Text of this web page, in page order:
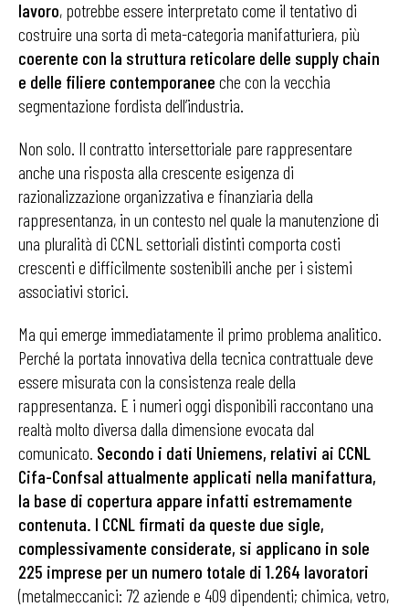
lavoro, potrebbe essere interpretato come il tentativo di
costruire una sorta di meta-categoria manifatturiera, più
coerente con la struttura reticolare delle supply chain
e delle filiere contemporanee che con la vecchia
segmentazione fordista dell’industria.
Non solo. Il contratto intersettoriale pare rappresentare
anche una risposta alla crescente esigenza di
razionalizzazione organizzativa e finanziaria della
rappresentanza, in un contesto nel quale la manutenzione di
una pluralità di CCNL settoriali distinti comporta costi
crescenti e difficilmente sostenibili anche per i sistemi
associativi storici.
Ma qui emerge immediatamente il primo problema analitico.
Perché la portata innovativa della tecnica contrattuale deve
essere misurata con la consistenza reale della
rappresentanza. E i numeri oggi disponibili raccontano una
realtà molto diversa dalla dimensione evocata dal
comunicato. Secondo i dati Uniemens, relativi ai CCNL
Cifa-Confsal attualmente applicati nella manifattura,
la base di copertura appare infatti estremamente
contenuta. I CCNL firmati da queste due sigle,
complessivamente considerate, si applicano in sole
225 imprese per un numero totale di 1.264 lavoratori
(metalmeccanici: 72 aziende e 409 dipendenti; chimica, vetro,